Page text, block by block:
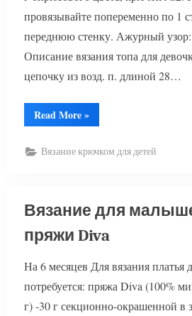
провязывайте попеременно по 1
переднюю стенку. Ажурный узор:
Описание вязания топа для
цепочку из возд. п. длиной 28…
Read More“Вязание
для
»
Вязание крючком для детей
Вязание для
пряжи Diva
На 6 месяцев Для вязания
потребуется: пряжа Diva (100%
г) -30 г секционно-окрашенной в